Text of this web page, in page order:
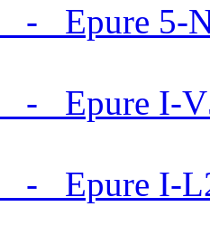
- Epure 5-
- Epure I-
- Epure I-